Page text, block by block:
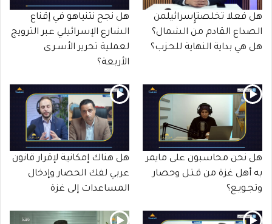
هل فعلا تخلصتإٍسرائيلمن
الصداع القادم من الشمال؟
هل هي بداية النهاية للحـزب؟
هل نجح نتنياهو في إقناع
الشارع الإسرائيلي عبر الترويج
لعملية تحرير الأسـرى
الأربعة؟
هل نحن محاسبون على مايمر
به أهل غزة من قـتـل وحصار
وتجـويـع؟
هل هناك إمكانية لإقرار قانون
عربي لفك الحصار وإدخال
المساعدات إلى غزة